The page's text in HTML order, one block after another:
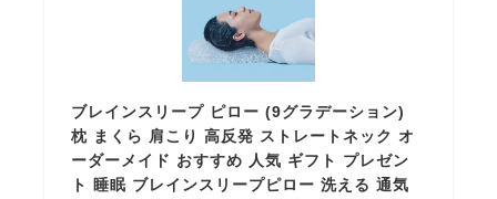
ブレインスリープ ピロー (9グラデーション)
枕 まくら 肩こり 高反発 ストレートネック オ
ーダーメイド おすすめ 人気 ギフト プレゼン
ト 睡眠 ブレインスリープピロー 洗える 通気